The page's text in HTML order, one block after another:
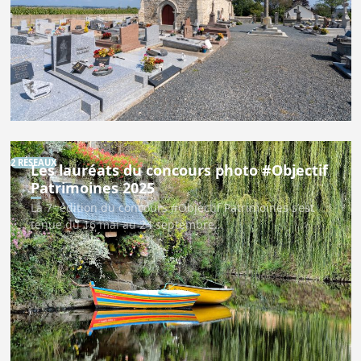
2 RÉSEAUX
Les lauréats du concours photo #Objectif
Patrimoines 2025
La 7ᵉ édition du concours #Objectif Patrimoines s’est
tenue du 16 mai au 24 septembre…